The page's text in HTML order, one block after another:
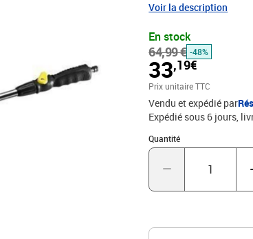
Voir la description
En stock
64,99 € -48%
33,19€
Prix unitaire TTC
Vendu et expédié par
Expédié sous 6 jours
Quantité
Quantité : 1